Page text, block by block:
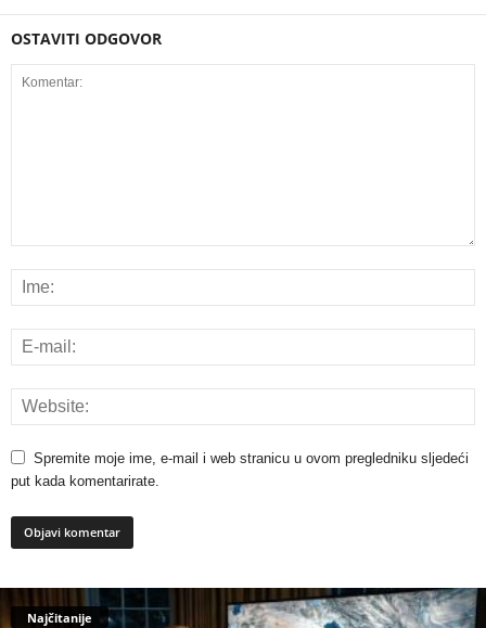
OSTAVITI ODGOVOR
Spremite moje ime, e-mail i web stranicu u ovom pregledniku sljedeći
put kada komentarirate.
Najčitanije